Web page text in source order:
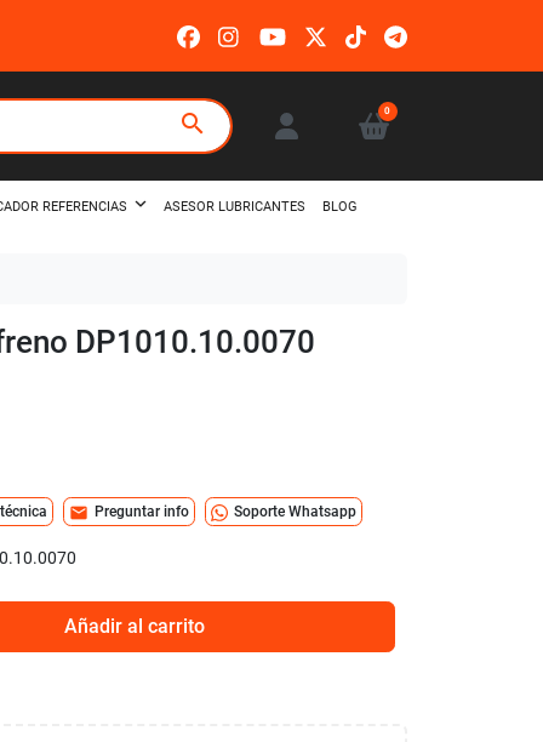
search 0
REFERENCIAS ASESOR LUBRICANTES BLOG
DP1010.10.0070
mail Preguntar info Soporte Whatsapp
Añadir al carrito